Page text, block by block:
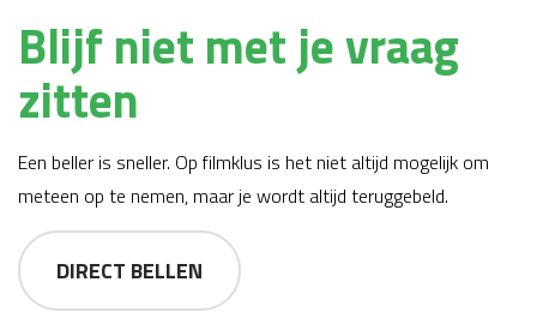
Blijf niet met je vraag
zitten
Een beller is sneller. Op filmklus is het niet altijd mogelijk om
meteen op te nemen, maar je wordt altijd teruggebeld.
DIRECT BELLEN